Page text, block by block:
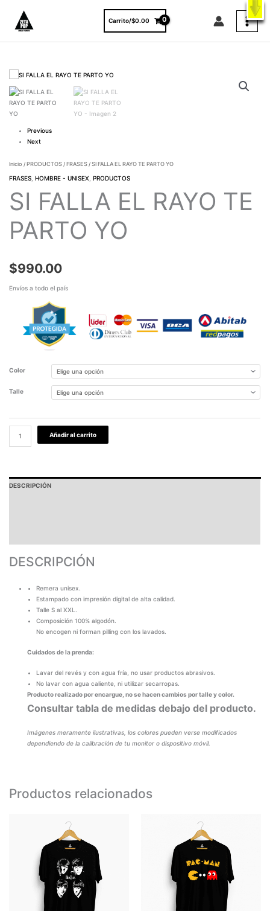
X
VER PRODUCTOS
contenido
Carrito/$0.00
Previous
Next
Inicio / PRODUCTOS/ FRASES/ SI FALLA EL RAYO TE PARTO YO
FRASES ,HOMBRE - UNISEX ,PRODUCTOS
SI FALLA EL RAYO TE
PARTO YO
$990.00
Envíos a todo el país
Color
Talle
FALLA
EL
RAYO
TE
PARTO
Añadir al carrito
DESCRIPCIÓN
DESCRIPCIÓN
Remera unisex.
Estampado con impresión digital de alta calidad.
Talle S al XXL.
Composición 100% algodón.
No encogen ni forman pilling con los lavados.
Cuidados de la prenda:
Lavar del revés y con agua fría, no usar productos abrasivos.
No lavar con agua caliente, ni utilizar secarropas.
Producto realizado por encargue, no se hacen cambios por talle y color.
Consultar tabla de medidas debajo del producto.
Imágenes meramente ilustrativas, los colores pueden verse modificados
dependiendo de la calibración de tu monitor o dispositivo móvil.
Productos relacionados